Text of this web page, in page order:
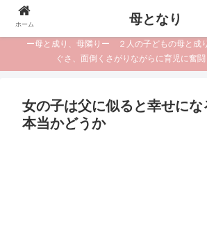
ー母と成り、母隣りー ２人の子どもの母と成
ぐさ、面倒くさがりながらに育児に奮闘
女の子は父に似ると幸せにな
本当かどうか
ホーム 母となり